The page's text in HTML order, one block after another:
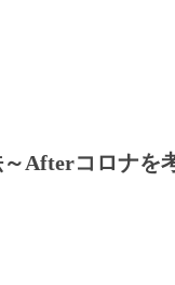
Afterコロナを